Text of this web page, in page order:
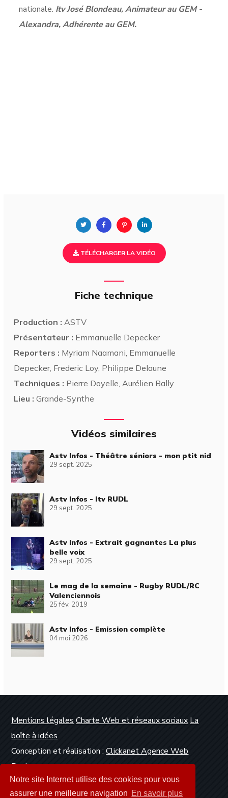
Notre site Internet utilise des cookies pour vous
assurer une meilleure navigation En savoir plus
nationale. Itv José Blondeau, Animateur au GEM -
Alexandra, Adhérente au GEM.
TÉLÉCHARGER LA VIDÉO
Fiche technique
Production : ASTV
Présentateur : Emmanuelle Depecker
Reporters : Myriam Naamani, Emmanuelle
Depecker, Frederic Loy, Philippe Delaune
Techniques : Pierre Doyelle, Aurélien Bally
Lieu : Grande-Synthe
Vidéos similaires
Astv Infos - Théâtre séniors - mon ptit nid
29 sept. 2025
Astv Infos - Itv RUDL
29 sept. 2025
Astv Infos - Extrait gagnantes La plus
belle voix
29 sept. 2025
Le mag de la semaine - Rugby RUDL/RC
Valenciennois
25 fév. 2019
Astv Infos - Emission complète
04 mai 2026
Mentions légales Charte Web et réseaux sociaux La
boîte à idées
Conception et réalisation :Clickanet Agence Web
Dunkerque